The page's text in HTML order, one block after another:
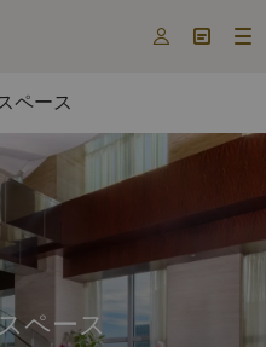
  
ペース
ペース